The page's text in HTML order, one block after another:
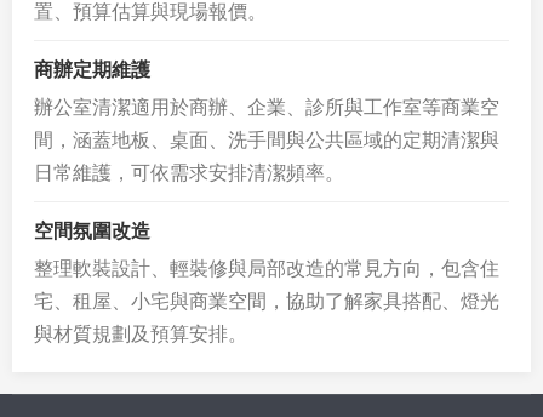
置、預算估算與現場報價。
商辦定期維護
辦公室清潔適用於商辦、企業、診所與工作室等商業空
間，涵蓋地板、桌面、洗手間與公共區域的定期清潔與
日常維護，可依需求安排清潔頻率。
空間氛圍改造
整理軟裝設計、輕裝修與局部改造的常見方向，包含住
宅、租屋、小宅與商業空間，協助了解家具搭配、燈光
與材質規劃及預算安排。